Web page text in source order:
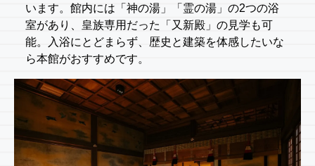
います。館内には「神の湯」「霊の湯」の2つの浴
室があり、皇族専用だった「又新殿」の見学も可
能。入浴にとどまらず、歴史と建築を体感したいな
ら本館がおすすめです。